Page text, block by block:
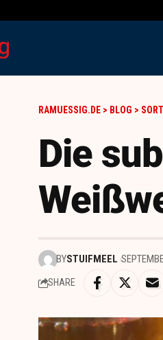
RAMUESSIG.DE > BLOG >
Die
BYSTUIFMEEL
SHARE